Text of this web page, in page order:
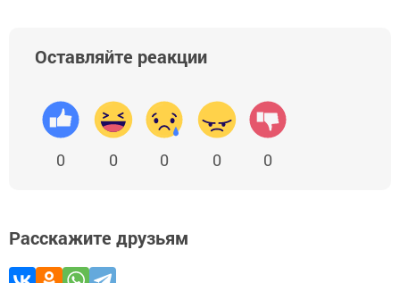
Оставляйте реакции
0 0 0 0 0
Расскажите друзьям